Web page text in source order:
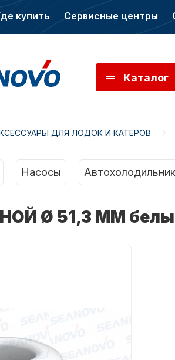
купить Сервисные центры
Каталог
Запчасти
ДЛЯ ЛОДОК И КАТЕРОВ
Насосы
Ø 51,3 ММ